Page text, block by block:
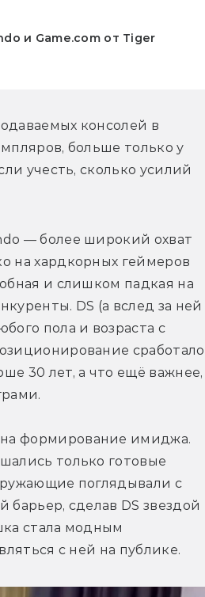
и Game.com от Tiger
консолей в
больше только у
учесть, сколько усилий
— более широкий охват
на хардкорных геймеров
и слишком падкая на
DS (а вслед за ней
пола и возраста с
сработало
30 лет, а что ещё важнее,
формирование имиджа.
только готовые
поглядывали с
сделав DS звездой
стала модным
с ней на публике.